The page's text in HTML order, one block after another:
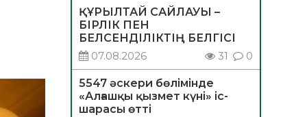
ҚҰРЫЛТАЙ САЙЛАУЫ –
БІРЛІК ПЕН
БЕЛСЕНДІЛІКТІҢ БЕЛГІСІ
07.08.2026
31 0
5547 әскери бөлімінде
«Алғашқы қызмет күні» іс-
шарасы өтті